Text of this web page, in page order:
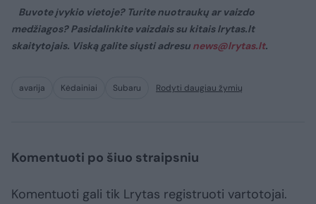
Buvote įvykio vietoje? Turite nuotraukų ar vaizdo
medžiagos? Pasidalinkite vaizdais su kitais lrytas.lt
skaitytojais. Viską galite siųsti adresu news@lrytas.lt.
avarija Kėdainiai Subaru Rodyti daugiau žymių
Komentuoti po šiuo straipsniu
Komentuoti gali tik Lrytas registruoti vartotojai.